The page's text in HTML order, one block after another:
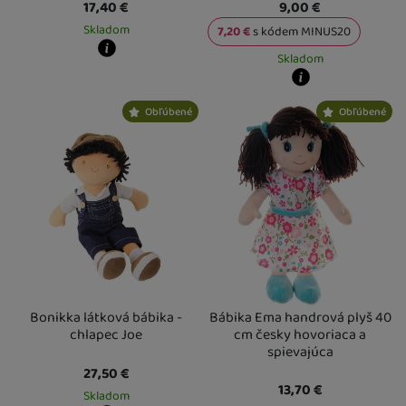
17,40€
Skladom
11. 8.
Osobný odber vo výdajnom mieste13. 8.
U Vás doma14. 8.
9,00€
7,20€s kódemMINUS20
Skladom
Kdy zboží dostanete?
skladem 1 ks:Osobný odber vo
U Vás doma12. 8.
2 a více ks :Osobný odber vo
U Vás doma17. 8.
Obľúbené
Bonikka látková bábika -
chlapec Joe
27,50€
Skladom
Obľúbené
Bábika Ema handrová plyš 40
cm česky hovoriaca a
spievajúca
13,70€